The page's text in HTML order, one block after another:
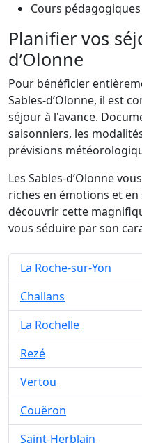
Cours pédagogiques
Planifier vos
d’Olonne
Pour bénéficier
Sables-d’Olonne, il est
séjour à l'avance.
saisonniers, les
prévisions
Les Sables-d’Olonne
riches en émotions et
découvrir cette
vous séduire par son
La Roche-sur-Yon
Challans
La Rochelle
Rezé
Vertou
Couëron
Saint-Herblain